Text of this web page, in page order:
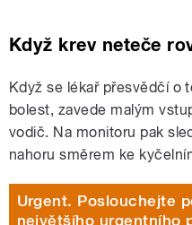
Když krev neteče
Když se lékař přesvědčí o
bolest, zavede malým
vodič. Na monitoru pak
nahoru směrem ke
Urgent. Poslouchejte
největšího urgentního